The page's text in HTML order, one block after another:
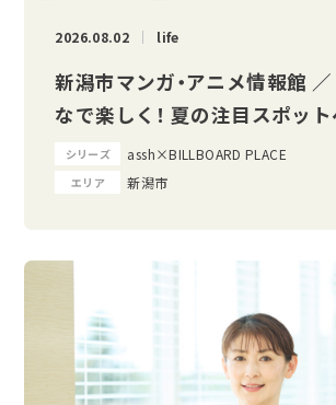
2026.08.02 life
新潟市マンガ・アニメ情報館
なで楽しく！ 夏の注目スポット
シリーズ assh×BILLBOARD PLACE
エリア 新潟市